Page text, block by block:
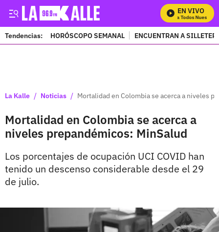
EN VIVO
Mira Todos Nuestros
Tendencias: HORÓSCOPO SEMANAL ENCUENTRAN A
La Kalle / Noticias / Mortalidad en Colombia se acerca a niveles
Mortalidad en Colombia se acerca a
niveles prepandémicos: MinSalud
Los porcentajes de ocupación UCI COVID han
tenido un descenso considerable desde el 29
de julio.